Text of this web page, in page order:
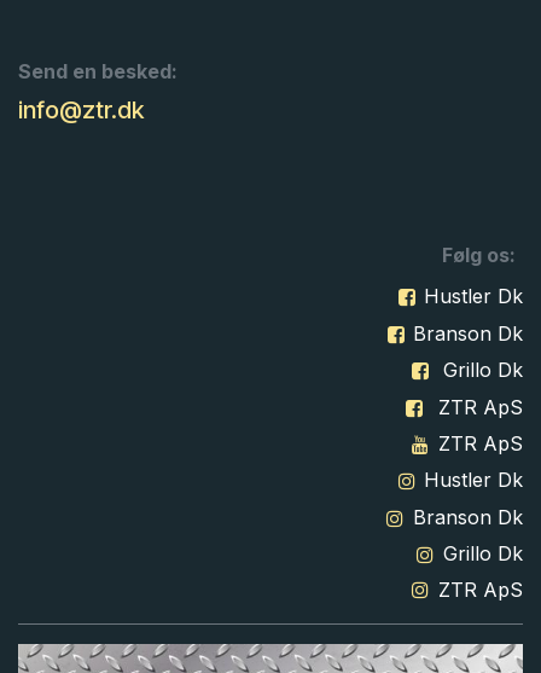
Send en besked:
info@ztr.dk
Følg os:
Hustler Dk
Branson Dk
Grillo Dk
ZTR ApS
ZTR ApS
Hustler Dk
Branson Dk
Grillo Dk
ZTR ApS